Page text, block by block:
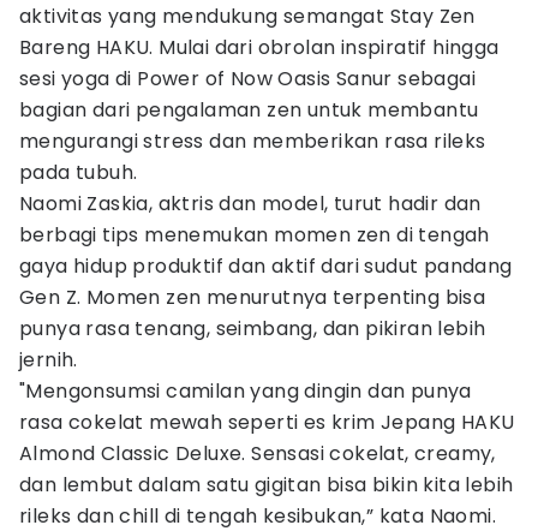
aktivitas yang mendukung semangat Stay Zen
Bareng HAKU. Mulai dari obrolan inspiratif hingga
sesi yoga di Power of Now Oasis Sanur sebagai
bagian dari pengalaman zen untuk membantu
mengurangi stress dan memberikan rasa rileks
pada tubuh.
Naomi Zaskia, aktris dan model, turut hadir dan
berbagi tips menemukan momen zen di tengah
gaya hidup produktif dan aktif dari sudut pandang
Gen Z. Momen zen menurutnya terpenting bisa
punya rasa tenang, seimbang, dan pikiran lebih
jernih.
"Mengonsumsi camilan yang dingin dan punya
rasa cokelat mewah seperti es krim Jepang HAKU
Almond Classic Deluxe. Sensasi cokelat, creamy,
dan lembut dalam satu gigitan bisa bikin kita lebih
rileks dan chill di tengah kesibukan,” kata Naomi.